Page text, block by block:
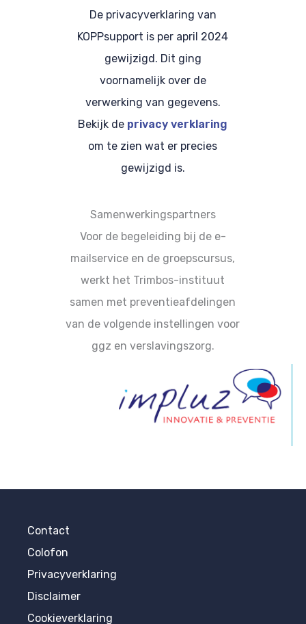
De privacyverklaring van
KOPPsupport is per april 2024
gewijzigd. Dit ging
voornamelijk over de
verwerking van gegevens.
Bekijk de privacy verklaring
om te zien wat er precies
gewijzigd is.
Samenwerkingspartners
Voor de begeleiding bij de e-
mailservice en de groepscursus,
werkt het Trimbos-instituut
samen met preventieafdelingen
van de volgende instellingen voor
ggz en verslavingszorg.
Contact
Colofon
Privacyverklaring
Disclaimer
Cookieverklaring